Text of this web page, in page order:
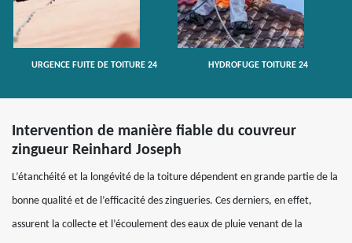
URGENCE FUITE DE TOITURE 24 HYDROFUGE TOITURE 24
Intervention de manière fiable du couvreur
zingueur Reinhard Joseph
L’étanchéité et la longévité de la toiture dépendent en grande partie de la
bonne qualité et de l’efficacité des zingueries. Ces derniers, en effet,
assurent la collecte et l’écoulement des eaux de pluie venant de la